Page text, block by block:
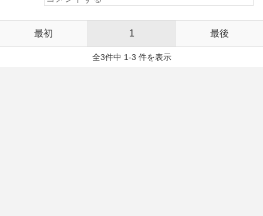
最初 1 最後
全3件中 1-3 件を表示